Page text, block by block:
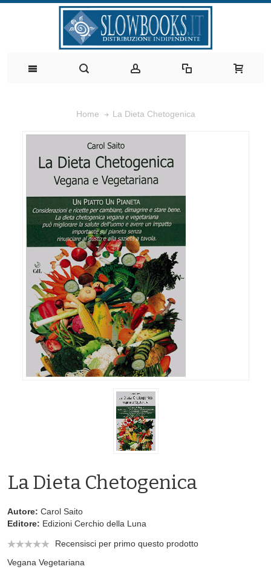
Home La Dieta Chetogenica
La Dieta Chetogenica
Autore: Carol Saito
Editore: Edizioni Cerchio della Luna
Recensisci per primo questo prodotto
Vegana Vegetariana